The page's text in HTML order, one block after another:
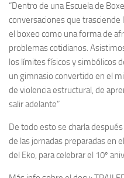
“Dentro de una Escuela de
conversaciones que trasciende
el boxeo como una forma de
problemas cotidianos.
los límites físicos y simbólicos
un gimnasio convertido en el
de violencia estructural, de
salir adelante”
De todo esto se charla
de las jornadas preparadas en
del Eko, para celebrar el 10º